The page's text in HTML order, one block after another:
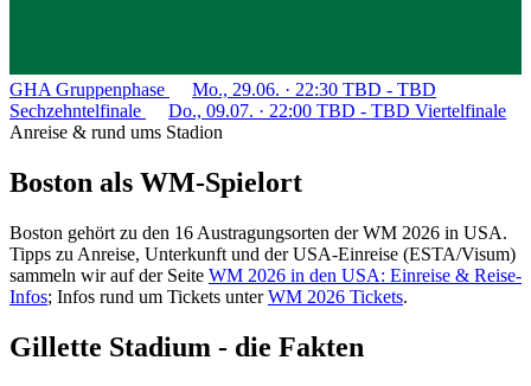
GHA Gruppenphase Mo., 29.06. · 22:30TBD -TBD
Sechzehntelfinale
Do., 09.07. · 22:00TBD -TBD Viertelfinale
Anreise & rund ums Stadion
Boston als WM-Spielort
Boston gehört zu den 16 Austragungsorten der WM 2026 in USA.
Tipps zu Anreise, Unterkunft und der USA-Einreise (ESTA/Visum)
sammeln wir auf der Seite WM 2026 in den USA: Einreise & Reise-
Infos; Infos rund um Tickets unterWM 2026 Tickets.
Gillette Stadium - die Fakten